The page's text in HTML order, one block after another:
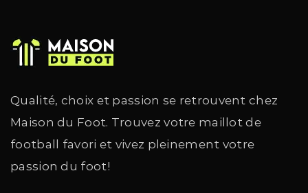
Qualité, choix et passion se retrouvent chez
Maison du Foot. Trouvez votre maillot de
football favori et vivez pleinement votre
passion du foot!